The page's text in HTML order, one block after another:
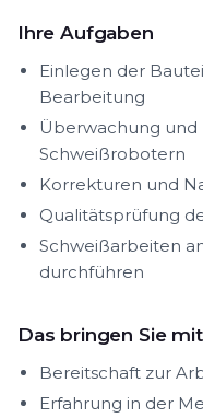
Ihre Aufgaben
Einlegen der
Bearbeitung
Überwachung und
Schweißrobotern
Korrekturen und
Qualitätsprüfung
Schweißarbeiten
durchführen
Das bringen Sie mit
Bereitschaft zur
Erfahrung in der